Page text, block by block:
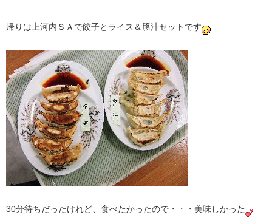
帰りは上河内ＳＡで餃子とライス＆豚汁セットです
30分待ちだったけれど、食べたかったので・・・美味しかった